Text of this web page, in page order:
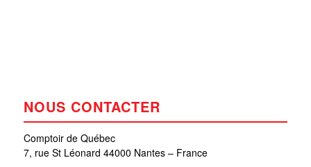
NOUS CONTACTER
Comptoir de Québec
7, rue St Léonard 44000 Nantes – France